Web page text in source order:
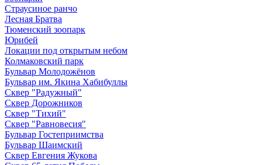
Страусиное ранчо
Лесная Братва
Тюменский зоопарк
Юрибей
Локации под открытым небом
Колмаковский парк
Бульвар Молодожёнов
Бульвар им. Якина Хабибуллы
Сквер "Радужный"
Сквер Дорожников
Сквер "Тихий"
Cквер "Равновесия"
Бульвар Гостеприимства
Бульвар Шаимский
Сквер Евгения Жукова